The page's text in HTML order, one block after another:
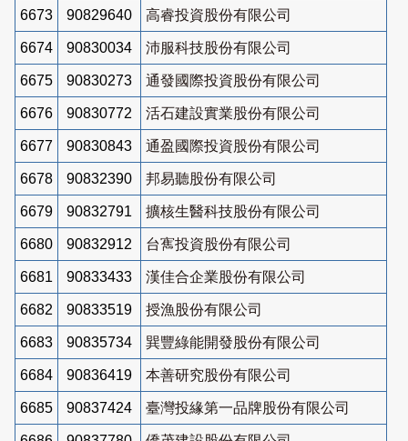
6673 90829640 高睿投資股份有限公司
6674 90830034 沛服科技股份有限公司
6675 90830273 通發國際投資股份有限公司
6676 90830772 活石建設實業股份有限公司
6677 90830843 通盈國際投資股份有限公司
6678 90832390 邦易聽股份有限公司
6679 90832791 擴核生醫科技股份有限公司
6680 90832912 台寯投資股份有限公司
6681 90833433 漢佳合企業股份有限公司
6682 90833519 授漁股份有限公司
6683 90835734 巽豐綠能開發股份有限公司
6684 90836419 本善研究股份有限公司
6685 90837424 臺灣投緣第一品牌股份有限公司